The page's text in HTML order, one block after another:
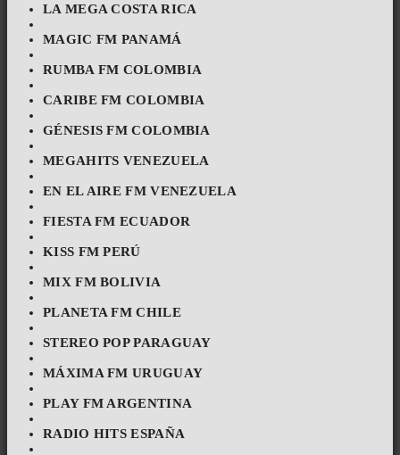
LA MEGA COSTA RICA
MAGIC FM PANAMÁ
RUMBA FM COLOMBIA
CARIBE FM COLOMBIA
GÉNESIS FM COLOMBIA
MEGAHITS VENEZUELA
EN EL AIRE FM VENEZUELA
FIESTA FM ECUADOR
KISS FM PERÚ
MIX FM BOLIVIA
PLANETA FM CHILE
STEREO POP PARAGUAY
MÁXIMA FM URUGUAY
PLAY FM ARGENTINA
RADIO HITS ESPAÑA